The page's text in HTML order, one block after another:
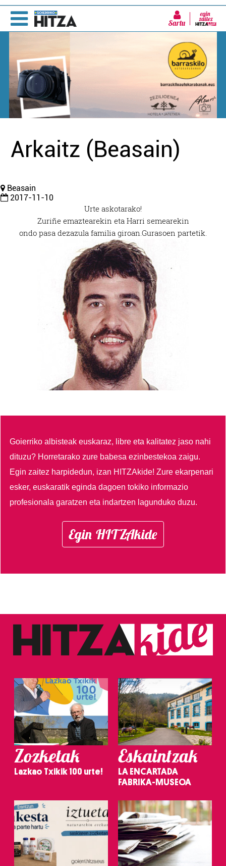
Sartu
Arkaitz (Beasain)
Beasain
2017-11-10
Urte askotarako!
Zuriñe emaztearekin eta Harri semearekin
ondo pasa dezazula familia giroan.Gurasoen partetik.
Goierriko albisteak euskaraz, libre eta kalitatez jaso nahi
dituzu? Horretarako zure babesa ezinbestekoa zaigu.
Egin zaitez harpidedun, izan HITZAkide!Zure ekarpenari
esker, euskaratik eginda dagoen tokiko informazio
profesionala garatzen eta indartzen lagunduko duzu.
Egin HITZAkide
Zozketak
Lazkao Txikik 100 urte!
Eskaintzak
LA ENCARTADA
FABRIKA-MUSEOA